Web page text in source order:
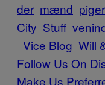
der mænd piger
City Stuff
Vice Blog Will
Follow Us On
Make Us